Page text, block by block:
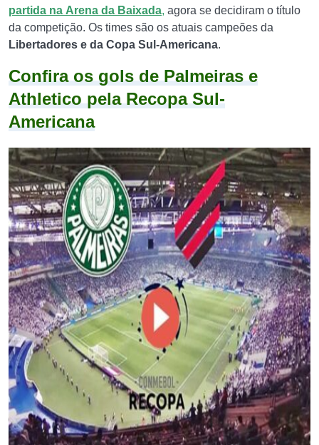
partida na Arena da Baixada, agora se decidiram o título
da competição. Os times são os atuais campeões da
Libertadores e da Copa Sul-Americana.
Confira os gols de Palmeiras e
Athletico pela Recopa Sul-
Americana